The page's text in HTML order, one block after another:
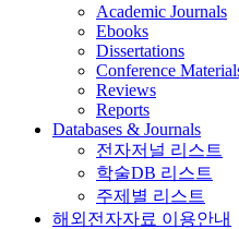
Academic Journals
Ebooks
Dissertations
Conference
Reviews
Reports
Databases & Journals
전자저널 리스트
학술DB 리스트
주제별 리스트
해외전자자료 이용안내